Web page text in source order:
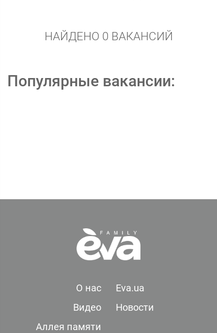
НАЙДЕНО 0 ВАКАНСИЙ
Популярные вакансии:
О нас
Eva.ua
Видео
Новости
Аллея памяти